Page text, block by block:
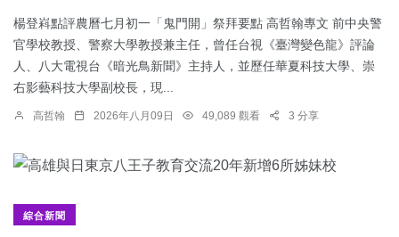
楊登嵙點評農曆七月初一「鬼門開」祭拜要點 高哲翰專文 前中央警
官學校教授、警察大學教授兼主任，曾任台視《臺灣變色龍》評論
人、八大電視台《暗光鳥新聞》主持人，並歷任華夏科技大學、崇
右影藝科技大學副校長，現...
高哲翰 2026年八月09日 49,089 觀看 3 分享
綜合新聞